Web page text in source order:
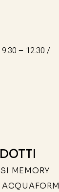
– 12:30 /
MEMORY